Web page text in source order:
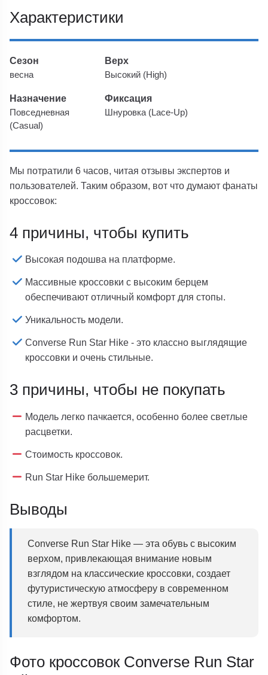
Характеристики
Сезон
весна
Верх
Высокий (High)
Назначение
Повседневная
(Casual)
Фиксация
Шнуровка (Lace-Up)
Мы потратили 6 часов, читая отзывы экспертов и
пользователей. Таким образом, вот что думают фанаты
кроссовок:
4 причины, чтобы купить
Высокая подошва на платформе.
Массивные кроссовки с высоким берцем
обеспечивают отличный комфорт для стопы.
Уникальность модели.
Converse Run Star Hike - это классно выглядящие
кроссовки и очень стильные.
3 причины, чтобы не покупать
Модель легко пачкается, особенно более светлые
расцветки.
Стоимость кроссовок.
Run Star Hike большемерит.
Выводы
Converse Run Star Hike — эта обувь с высоким
верхом, привлекающая внимание новым
взглядом на классические кроссовки, создает
футуристическую атмосферу в современном
стиле, не жертвуя своим замечательным
комфортом.
Фото кроссовок Converse Run Star